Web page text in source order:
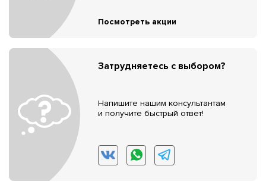
Посмотреть акции
Затрудняетесь с выбором?
Напишите нашим консультантам
и получите быстрый ответ!